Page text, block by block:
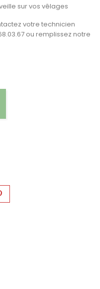
sur vos vêlages
votre technicien
ou remplissez notre